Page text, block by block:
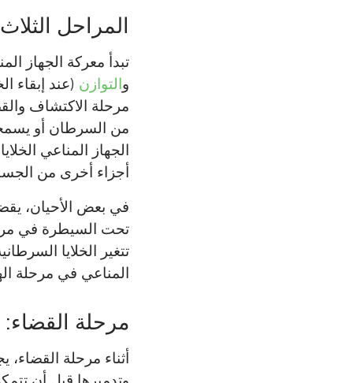
المراحل
تبدأ معركة الجهاز
والتوازن (عند إبقاء
مرحلة الاكتشاف
من السرطان أو
الجهاز المناعي
أجزاء أخرى من
في بعض الأحيان،
تحت السيطرة في
تتغير الخلايا
المناعي في مرحلة
مرحلة القضاء:
أثناء مرحلة